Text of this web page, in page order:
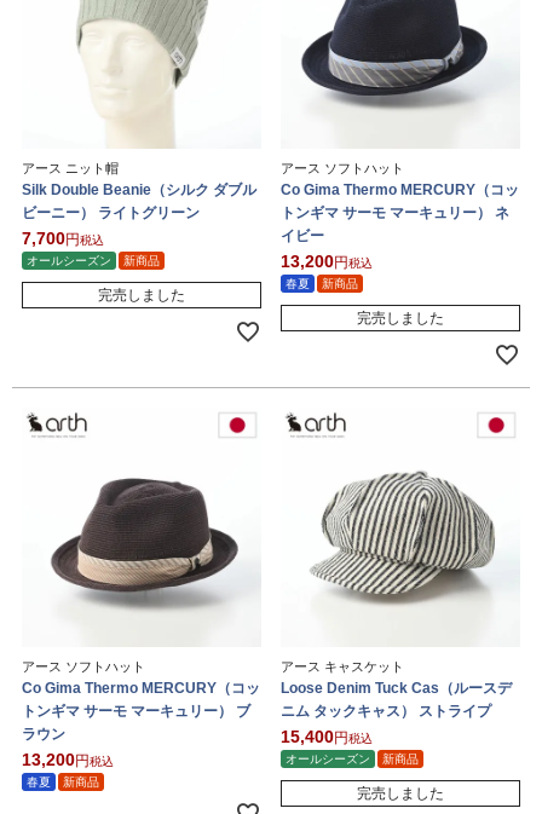
アース ニット帽
Silk Double Beanie（シルク ダブル
ビーニー） ライトグリーン
7,700
税込
オールシーズン
新商品
完売しました
アース ソフトハット
Co Gima Thermo MERCURY（コッ
トンギマ サーモ マーキュリー） ネ
イビー
13,200
税込
春夏
新商品
完売しました
アース ソフトハット
Co Gima Thermo MERCURY（コッ
トンギマ サーモ マーキュリー） ブ
ラウン
13,200
税込
春夏
新商品
アース キャスケット
Loose Denim Tuck Cas（ルースデ
ニム タックキャス） ストライプ
15,400
税込
オールシーズン
新商品
完売しました